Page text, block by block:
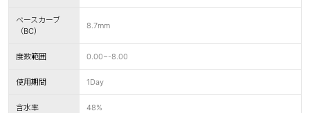
ベースカーブ
（BC）
8.7mm
度数範囲 0.00~-8.00
使用期間 1Day
含水率 48%